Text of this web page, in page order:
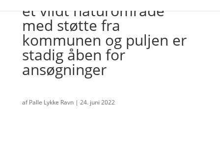
et vildt naturområde
med støtte fra
kommunen og puljen er
stadig åben for
ansøgninger
afPalle Lykke Ravn| 24. juni 2022